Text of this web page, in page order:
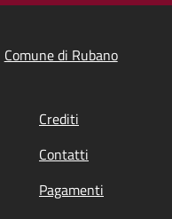
Comune di Rubano
Crediti
Contatti
Pagamenti